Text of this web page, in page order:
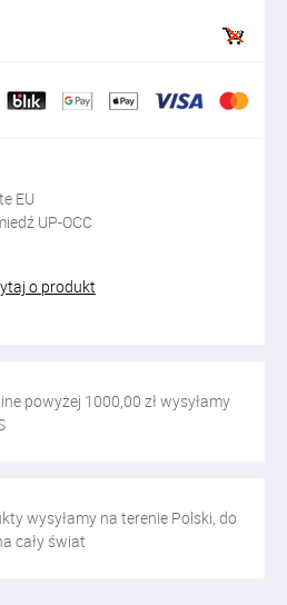
EU
UP-OCC
o produkt
powyżej 1000,00 zł wysyłamy
wysyłamy na terenie Polski, do
cały świat